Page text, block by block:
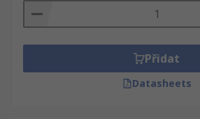
Přidat
Datasheets